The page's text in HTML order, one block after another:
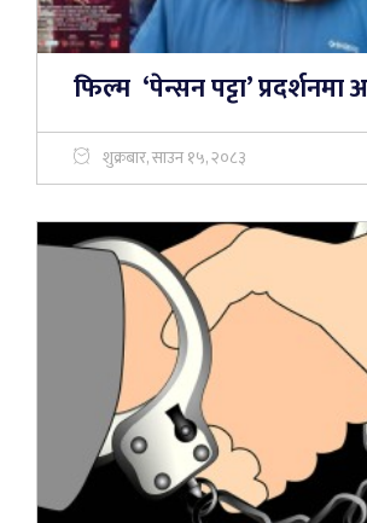
फिल्म ‘पेन्सन पट्टा’
शुक्रबार, साउन १५, २०८३